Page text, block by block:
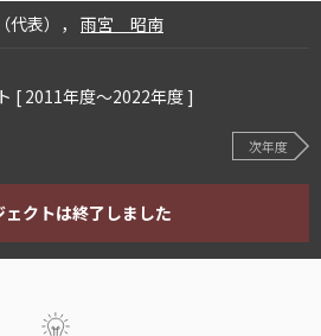
（代表）， 雨宮 昭南
[ 2011年度〜2022年度 ]
次年度
ェクトは終了しました